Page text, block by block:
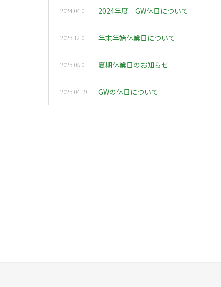
2024.04.01 2024年度 GW休日について
2023.12.01 年末年始休業日について
2023.08.01 夏期休業日のお知らせ
2023.04.19 GWの休日について